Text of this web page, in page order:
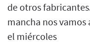
de otros
mancha nos vamos
el miércoles